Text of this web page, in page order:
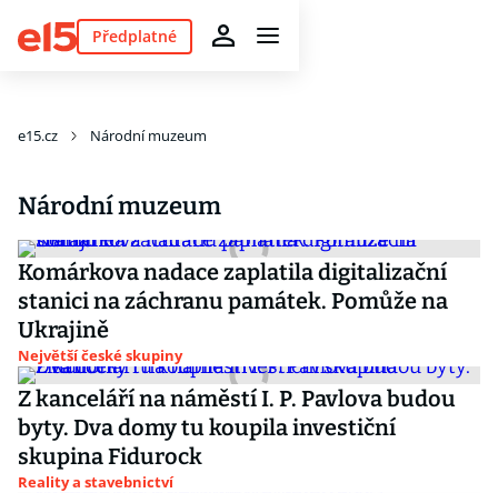
Předplatné
e15.cz Národní muzeum
Národní muzeum
Komárkova nadace zaplatila digitalizační
stanici na záchranu památek. Pomůže na
Ukrajině
Největší české skupiny
Z kanceláří na náměstí I. P. Pavlova budou
byty. Dva domy tu koupila investiční
skupina Fidurock
Reality a stavebnictví